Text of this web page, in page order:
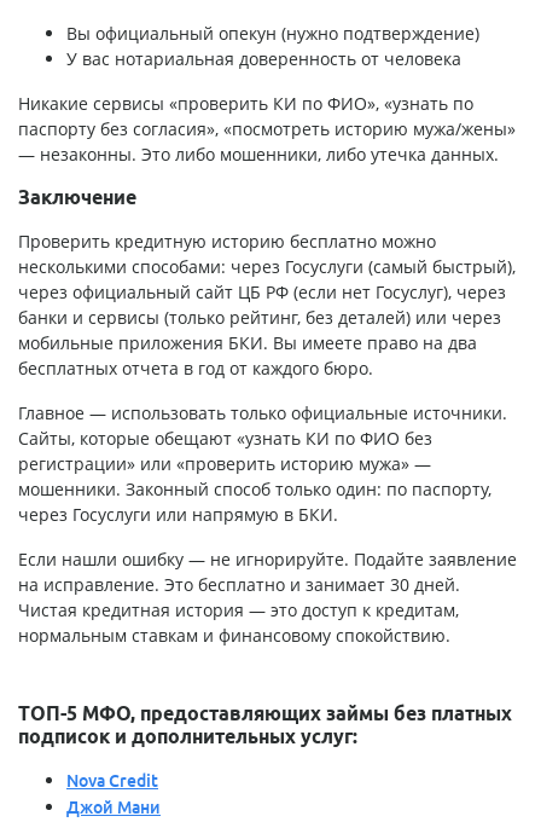
Вы официальный опекун (нужно подтверждение)
У вас нотариальная доверенность от человека
Никакие сервисы «проверить КИ по ФИО», «узнать по
паспорту без согласия», «посмотреть историю мужа/жены»
— незаконны. Это либо мошенники, либо утечка данных.
Заключение
Проверить кредитную историю бесплатно можно
несколькими способами: через Госуслуги (самый быстрый),
через официальный сайт ЦБ РФ (если нет Госуслуг), через
банки и сервисы (только рейтинг, без деталей) или через
мобильные приложения БКИ. Вы имеете право на два
бесплатных отчета в год от каждого бюро.
Главное — использовать только официальные источники.
Сайты, которые обещают «узнать КИ по ФИО без
регистрации» или «проверить историю мужа» —
мошенники. Законный способ только один: по паспорту,
через Госуслуги или напрямую в БКИ.
Если нашли ошибку — не игнорируйте. Подайте заявление
на исправление. Это бесплатно и занимает 30 дней.
Чистая кредитная история — это доступ к кредитам,
нормальным ставкам и финансовому спокойствию.
ТОП-5 МФО, предоставляющих займы без платных
подписок и дополнительных услуг:
Nova Credit
Джой Мани